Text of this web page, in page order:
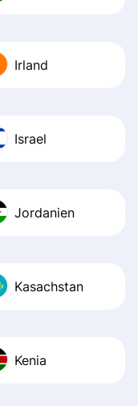
Irland
Israel
Jordanien
Kasachstan
Kenia